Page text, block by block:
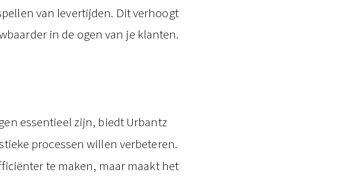
van levertijden. Dit verhoogt
in de ogen van je klanten.
essentieel zijn, biedt Urbantz
processen willen verbeteren.
te maken, maar maakt het